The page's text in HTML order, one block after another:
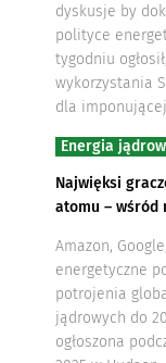
dyskusje by
polityce
tygodniu
wykorzystania
dla
Energia
Najwięksi
atomu – wśród
Amazon,
energetyczne
potrojenia
jądrowych do
ogłoszona